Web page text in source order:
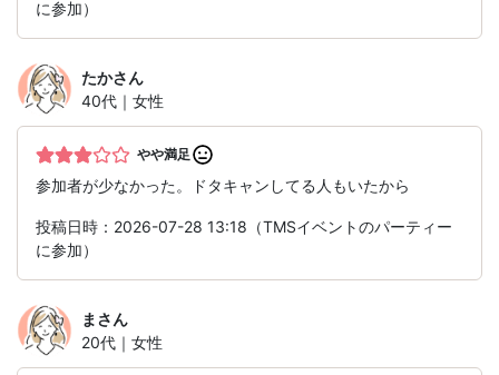
に参加）
たかさん
40代｜女性
やや満足
参加者が少なかった。ドタキャンしてる人もいたから
投稿日時：2026-07-28 13:18（TMSイベントのパーティー
に参加）
ま さん
20代｜女性